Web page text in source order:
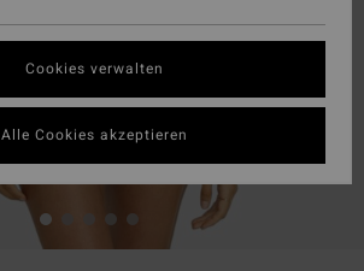
Cookies verwalten
Alle Cookies akzeptieren